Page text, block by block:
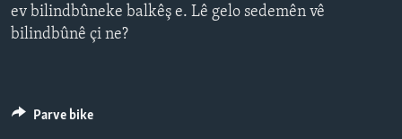
FOLLOW US
Zimanên Din
240p
480p
ev bilindbûneke balkêş e. Lê gelo sedemên vê
bilindbûnê çi ne?
Parve bike